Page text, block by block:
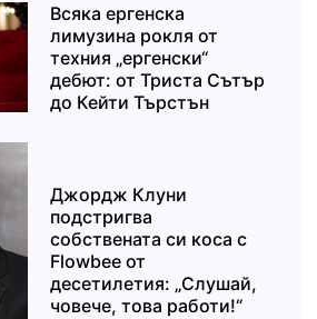
Всяка ергенска
лимузина рокля от
техния „ергенски“
дебют: от Триста Сътър
до Кейти Търстън
Джордж Клуни
подстригва
собствената си коса с
Flowbee от
десетилетия: „Слушай,
човече, това работи!“